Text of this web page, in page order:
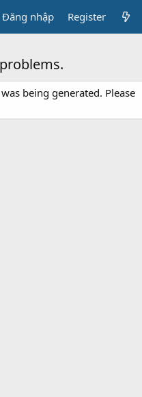
Đăng nhập Register
being generated. Please